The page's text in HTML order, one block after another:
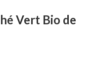
Vert Bio de